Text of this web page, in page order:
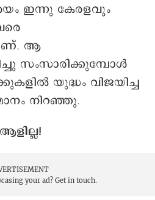
ഇന്നു കേരളവും
ആ
സംസാരിക്കുമ്പോൾ
യുദ്ധം വിജയിച്ച
നിറഞ്ഞു.
your ad? Get in touch.